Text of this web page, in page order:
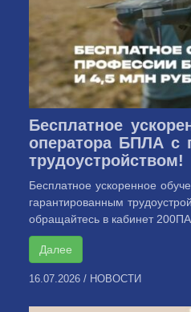
Бесплатное
оператора БПЛА с
трудоустройством!
Бесплатное ускоренное
гарантированным
обращайтесь в кабинет 200ПА
Далее
16.07.2026 / НОВОСТИ